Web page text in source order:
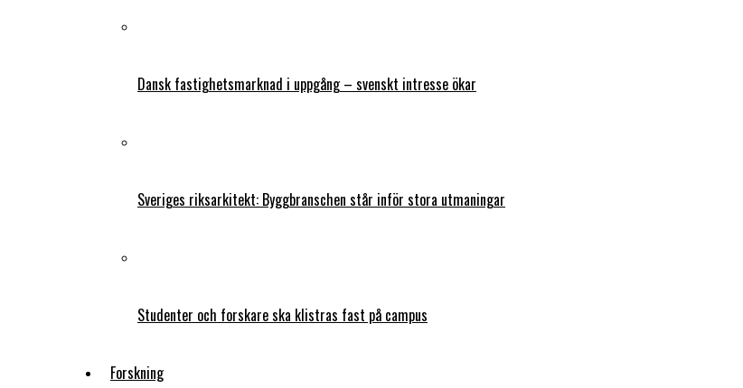
Dansk fastighetsmarknad i uppgång – svenskt intresse ökar
Sveriges riksarkitekt: Byggbranschen står inför stora utmaningar
Studenter och forskare ska klistras fast på campus
Forskning